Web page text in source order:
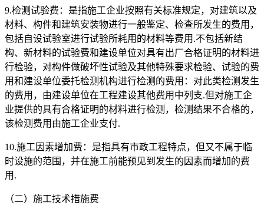
9.检测试验费：是指施工企业按照有关标准规定，对建筑以及
材料、构件和建筑安装物进行一般鉴定、检查所发生的费用，
包括自设试验室进行试验所耗用的材料等费用.不包括新结
构、新材料的试验费和建设单位对具有出厂合格证明的材料进
行检验，对构件做破坏性试验及其他特殊要求检验、试验的费
用和建设单位委托检测机构进行检测的费用：对此类检测发生
的费用，由建设单位在工程建设其他费用中列支.但对施工企
业提供的具有合格证明的材料进行检测，检测结果不合格的，
该检测费用由施工企业支付.
10.施工因素增加费：是指具有市政工程特点，但又不属于临
时设施的范围，并在施工前能预见到发生的因素而增加的费
用.
（二）施工技术措施费